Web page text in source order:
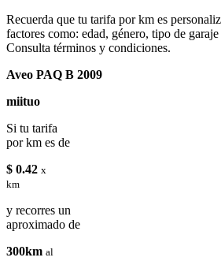
Recuerda que tu tarifa por km es
factores como: edad, género, tipo de
Consulta términos y condiciones.
Aveo PAQ B 2009
miituo
Si tu tarifa
por km es de
$ 0.42 x
km
y recorres un
aproximado de
300km al